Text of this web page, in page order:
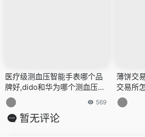
医疗级测血压智能手表哪个品
牌好,dido和华为哪个测血压更
准
569
薄饼交
交易所
暂无评论